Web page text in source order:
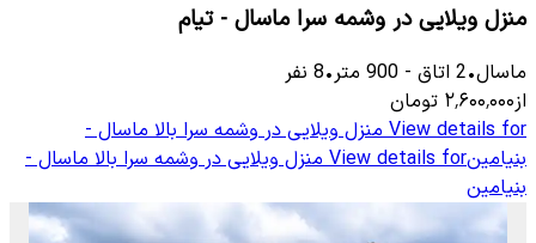
منزل ویلایی در وشمه سرا ماسال - تیام
ماسال•
2 اتاق -
900 متر•
8 نفر
از۲٬۶۰۰٬۰۰۰ تومان
View details for منزل ویلایی در وشمه سرا بالا ماسال -
بنیامینView details for منزل ویلایی در وشمه سرا بالا ماسال -
بنیامین